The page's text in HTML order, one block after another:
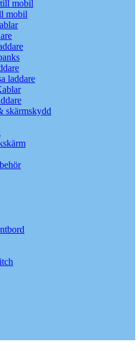
mobil
mobil
laddare
skärmskydd